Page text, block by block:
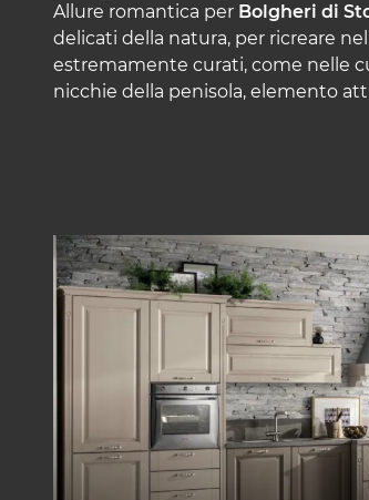
Allure romantica per Bolgheri di
delicati della natura, per ricreare
estremamente curati, come nelle
nicchie della penisola, elemento